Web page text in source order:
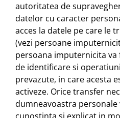
autoritatea de
datelor cu caracter
acces la datele pe care le
(vezi persoane
persoana imputernicita
de identificare si
prevazute, in care acesta
activeze. Orice transfer
dumneavoastra personale